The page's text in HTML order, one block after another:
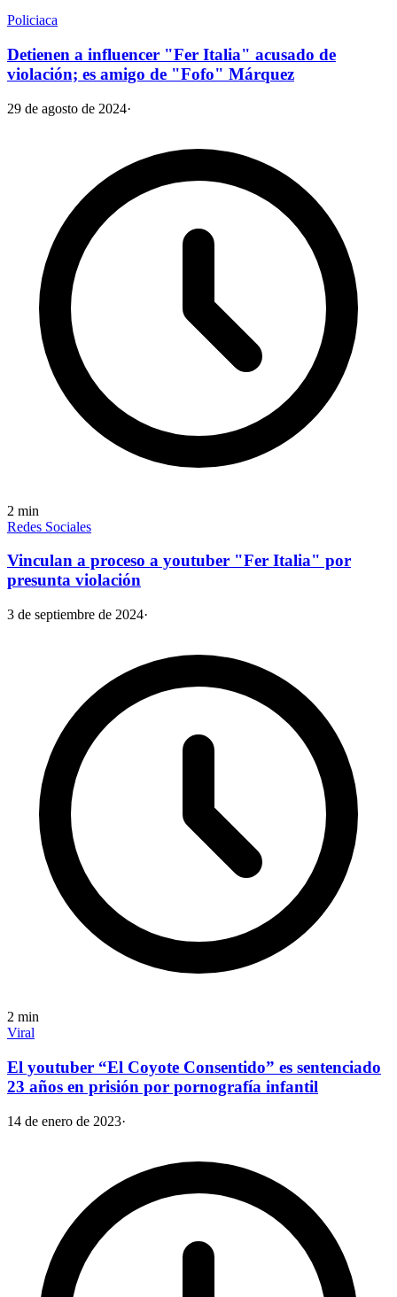
Policiaca
Detienen a influencer "Fer Italia" acusado de
violación; es amigo de "Fofo" Márquez
29 de agosto de 2024·
2 min
Redes Sociales
Vinculan a proceso a youtuber "Fer Italia" por
presunta violación
3 de septiembre de 2024·
2 min
Viral
El youtuber “El Coyote Consentido” es sentenciado
23 años en prisión por pornografía infantil
14 de enero de 2023·